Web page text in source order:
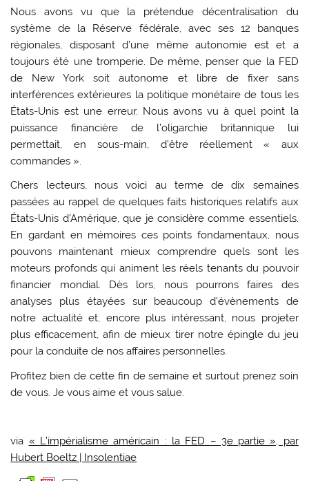
Nous avons vu que la prétendue décentralisation du
système de la Réserve fédérale, avec ses 12 banques
régionales, disposant d’une même autonomie est et a
toujours été une tromperie. De même, penser que la FED
de New York soit autonome et libre de fixer sans
interférences extérieures la politique monétaire de tous les
États-Unis est une erreur. Nous avons vu à quel point la
puissance financière de l’oligarchie britannique lui
permettait, en sous-main, d’être réellement « aux
commandes ».
Chers lecteurs, nous voici au terme de dix semaines
passées au rappel de quelques faits historiques relatifs aux
États-Unis d’Amérique, que je considère comme essentiels.
En gardant en mémoires ces points fondamentaux, nous
pouvons maintenant mieux comprendre quels sont les
moteurs profonds qui animent les réels tenants du pouvoir
financier mondial. Dès lors, nous pourrons faires des
analyses plus étayées sur beaucoup d’évènements de
notre actualité et, encore plus intéressant, nous projeter
plus efficacement, afin de mieux tirer notre épingle du jeu
pour la conduite de nos affaires personnelles.
Profitez bien de cette fin de semaine et surtout prenez soin
de vous. Je vous aime et vous salue.
via « L’impérialisme américain : la FED – 3e partie », par
Hubert Boeltz | Insolentiae